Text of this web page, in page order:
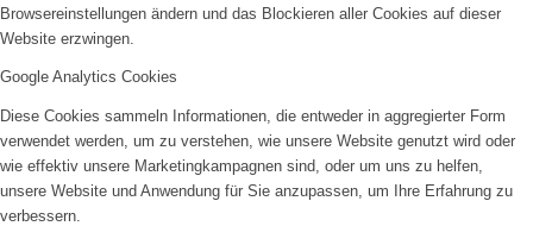
Browsereinstellungen ändern und das Blockieren aller Cookies auf dieser
Website erzwingen.
Google Analytics Cookies
Diese Cookies sammeln Informationen, die entweder in aggregierter Form
verwendet werden, um zu verstehen, wie unsere Website genutzt wird oder
wie effektiv unsere Marketingkampagnen sind, oder um uns zu helfen,
unsere Website und Anwendung für Sie anzupassen, um Ihre Erfahrung zu
verbessern.